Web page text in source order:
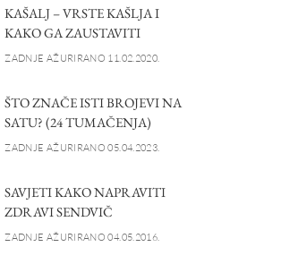
KAŠALJ – VRSTE KAŠLJA I
KAKO GA ZAUSTAVITI
ZADNJE AŽURIRANO 11.02.2020.
ŠTO ZNAČE ISTI BROJEVI NA
SATU? (24 TUMAČENJA)
ZADNJE AŽURIRANO 05.04.2023.
SAVJETI KAKO NAPRAVITI
ZDRAVI SENDVIČ
ZADNJE AŽURIRANO 04.05.2016.